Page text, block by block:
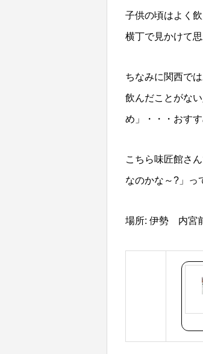
子供の頃はよく
横丁で見かけて
ちなみに関西で
飲んだことがな
め」・・・おすす
こちら味匠館さ
なのかな～?」っ
場所: 伊勢 内宮